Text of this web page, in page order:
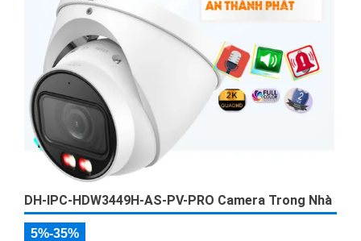
DH-IPC-HDW3449H-AS-PV-PRO Camera Trong Nhà
5%-35%